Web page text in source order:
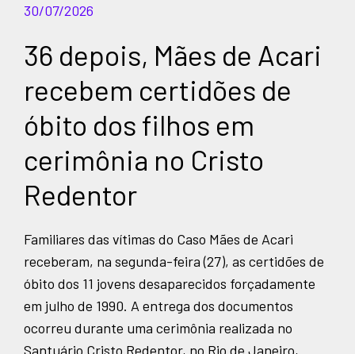
30/07/2026
36 depois, Mães de Acari
recebem certidões de
óbito dos filhos em
cerimônia no Cristo
Redentor
Familiares das vítimas do Caso Mães de Acari
receberam, na segunda-feira (27), as certidões de
óbito dos 11 jovens desaparecidos forçadamente
em julho de 1990. A entrega dos documentos
ocorreu durante uma cerimônia realizada no
Santuário Cristo Redentor, no Rio de Janeiro,